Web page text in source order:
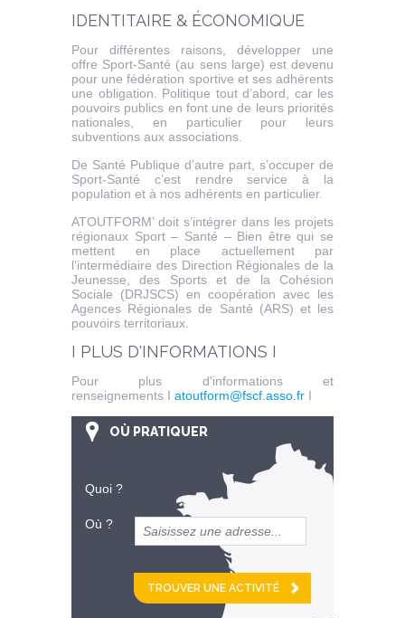
IDENTITAIRE & ÉCONOMIQUE
Pour différentes raisons, développer une
offre Sport-Santé (au sens large) est devenu
pour une fédération sportive et ses adhérents
une obligation. Politique tout d’abord, car les
pouvoirs publics en font une de leurs priorités
nationales, en particulier pour leurs
subventions aux associations.
De Santé Publique d’autre part, s’occuper de
Sport-Santé c’est rendre service à la
population et à nos adhérents en particulier.
ATOUTFORM’ doit s’intégrer dans les projets
régionaux Sport – Santé – Bien être qui se
mettent en place actuellement par
l’intermédiaire des Direction Régionales de la
Jeunesse, des Sports et de la Cohésion
Sociale (DRJSCS) en coopération avec les
Agences Régionales de Santé (ARS) et les
pouvoirs territoriaux.
I PLUS D'INFORMATIONS I
Pour plus d'informations et
renseignements I atoutform@fscf.asso.fr I
OÙ PRATIQUER
Quoi ?
Où ?
et